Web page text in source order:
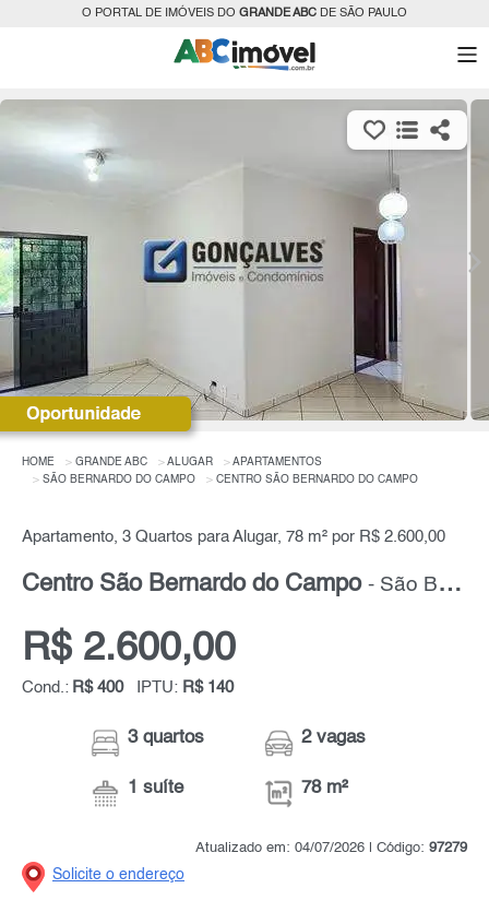
O PORTAL DE IMÓVEIS DO GRANDE ABC DE SÃO PAULO
HOME GRANDE ABC ALUGAR
APARTAMENTOS
SÃO BERNARDO DO CAMPO
CENTRO SÃO BERNARDO DO CAMPO
Apartamento, 3 Quartos para Alugar, 78 m² por R$ 2.600,00
Centro São Bernardo do Campo - São Bernardo do Campo - Grande ABC
R$ 2.600,00
Cond.: R$ 400 IPTU: R$ 140
3 quartos
1 suíte
2 vagas
78 m²
Atualizado em: 04/07/2026 | Código: 97279
Solicite o endereço